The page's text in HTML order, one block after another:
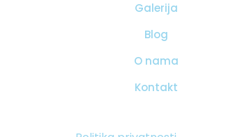
Galerija
Blog
O nama
Kontakt